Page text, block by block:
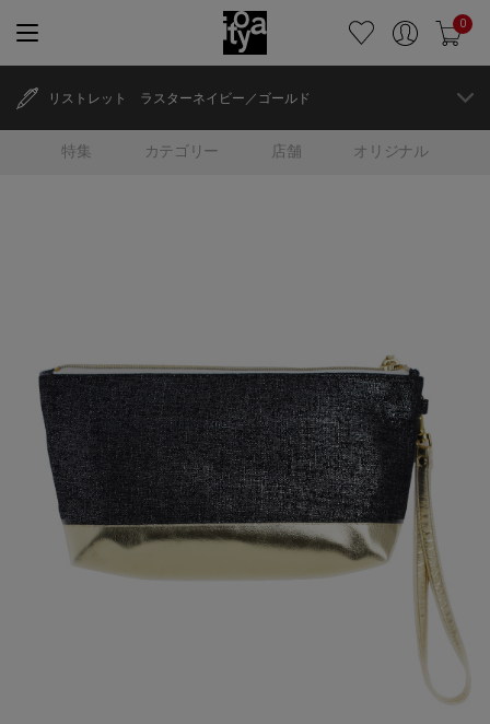
0
特集 カテゴリー 店舗 オリジナル
リストレット ラスターネイビー／ゴールド